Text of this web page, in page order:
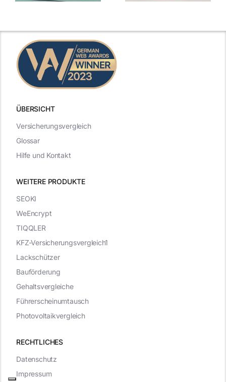
ÜBERSICHT
WEITERE PRODUKTE
RECHTLICHES
Versicherungsvergleich
Glossar
Hilfe und Kontakt
SEOKI
WeEncrypt
TIQQLER
KFZ-Versicherungsvergleich1
Lackschützer
Bauförderung
Gehaltsvergleiche
Führerscheinumtausch
Photovoltaikvergleich
Datenschutz
Impressum